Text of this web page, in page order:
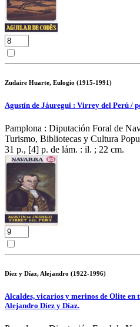
Zudaire Huarte, Eulogio (1915-1991)
Agustín de Jáuregui : Virrey del Perú /
Pamplona : Diputación Foral de
Turismo, Bibliotecas y Cultura
31 p., [4] p. de lám. : il. ; 22 cm.
Díez y Díaz, Alejandro (1922-1996)
Alcaldes, vicarios y merinos de Olite en
Alejandro Díez y Díaz.